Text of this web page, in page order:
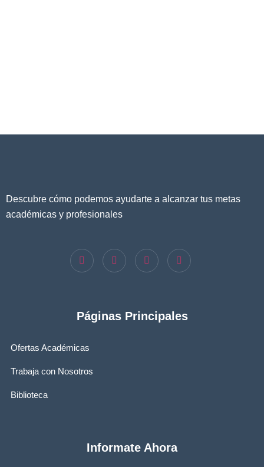
Descubre cómo podemos ayudarte a alcanzar tus metas
académicas y profesionales
Páginas Principales
Ofertas Académicas
Trabaja con Nosotros
Biblioteca
Informate Ahora